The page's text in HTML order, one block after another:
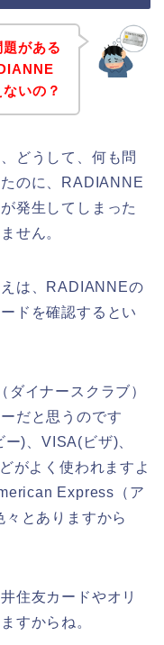
がある
いの？
どうして、何も問
のに、RADIANNE
発生してしまった
せん。
は、RADIANNEの
ドを確認するとい
イナースクラブ）
だと思うのです
)、VISA(ビザ)、
がよく使われますよ
Express（ア
々とありますから
住友カードやオリ
すからね。